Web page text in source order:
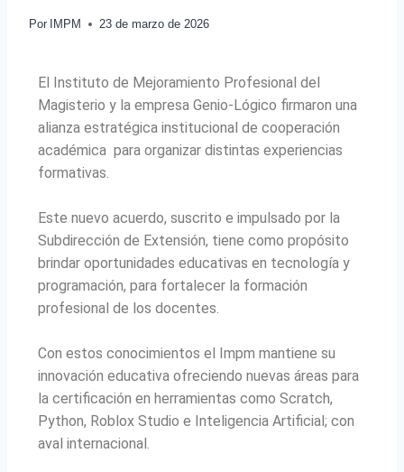
Por IMPM 23 de marzo de 2026
El Instituto de Mejoramiento Profesional del
Magisterio y la empresa Genio-Lógico firmaron una
alianza estratégica institucional de cooperación
académica para organizar distintas experiencias
formativas.
Este nuevo acuerdo, suscrito e impulsado por la
Subdirección de Extensión, tiene como propósito
brindar oportunidades educativas en tecnología y
programación, para fortalecer la formación
profesional de los docentes.
Con estos conocimientos el Impm mantiene su
innovación educativa ofreciendo nuevas áreas para
la certificación en herramientas como Scratch,
Python, Roblox Studio e Inteligencia Artificial; con
aval internacional.